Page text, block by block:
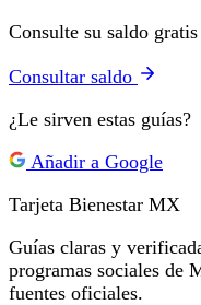
Consulte su saldo
Consultar saldo
¿Le sirven estas guías?
Añadir a Google
Tarjeta Bienestar MX
Guías claras y
programas sociales de
fuentes oficiales.